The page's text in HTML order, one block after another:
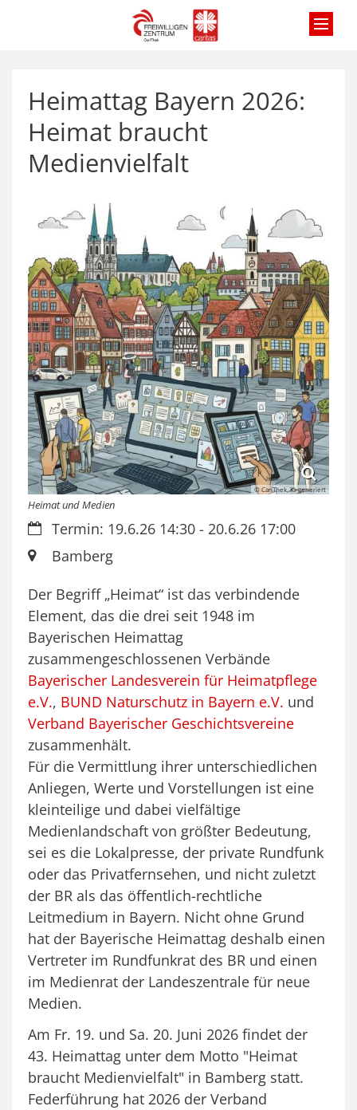
Heimattag Bayern 2026:
Heimat braucht
Medienvielfalt
© CariThek, KI-generiert
Heimat und Medien
Datum:Termin: 19.6.26 14:30 - 20.6.26 17:00
Ort: Bamberg
Der Begriff „Heimat“ ist das verbindende
Element, das die drei seit 1948 im
Bayerischen Heimattag
zusammengeschlossenen Verbände
Bayerischer Landesverein für Heimatpflege
e.V., BUND Naturschutz in Bayern e.V. und
Verband Bayerischer Geschichtsvereine
zusammenhält.
Für die Vermittlung ihrer unterschiedlichen
Anliegen, Werte und Vorstellungen ist eine
kleinteilige und dabei vielfältige
Medienlandschaft von größter Bedeutung,
sei es die Lokalpresse, der private Rundfunk
oder das Privatfernsehen, und nicht zuletzt
der BR als das öffentlich-rechtliche
Leitmedium in Bayern. Nicht ohne Grund
hat der Bayerische Heimattag deshalb einen
Vertreter im Rundfunkrat des BR und einen
im Medienrat der Landeszentrale für neue
Medien.
Am Fr. 19. und Sa. 20. Juni 2026 findet der
43. Heimattag unter dem Motto "Heimat
braucht Medienvielfalt" in Bamberg statt.
Federführung hat 2026 der Verband